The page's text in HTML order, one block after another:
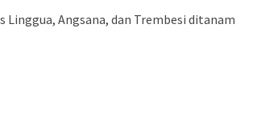
Angsana, dan Trembesi ditanam